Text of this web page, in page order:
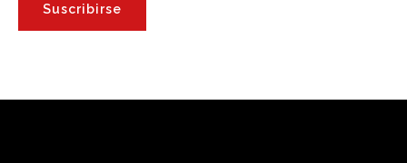
Suscribirse